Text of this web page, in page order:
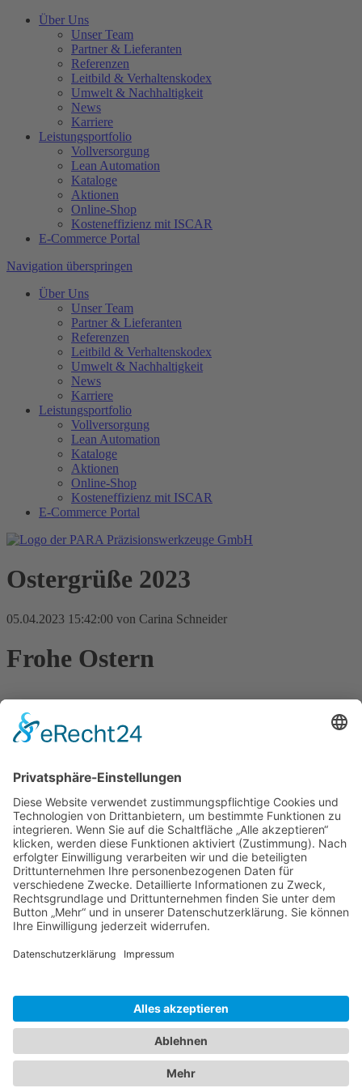
Über Uns
Unser Team
Partner & Lieferanten
Referenzen
Leitbild & Verhaltenskodex
Umwelt & Nachhaltigkeit
News
Karriere
Leistungsportfolio
Vollversorgung
Lean Automation
Kataloge
Aktionen
Online-Shop
Kosteneffizienz mit ISCAR
E-Commerce Portal
Navigation überspringen
Über Uns
Unser Team
Partner & Lieferanten
Referenzen
Leitbild & Verhaltenskodex
Umwelt & Nachhaltigkeit
News
Karriere
Leistungsportfolio
Vollversorgung
Lean Automation
Kataloge
Aktionen
Online-Shop
Kosteneffizienz mit ISCAR
E-Commerce Portal
Ostergrüße 2023
05.04.2023 15:42:00 von Carina Schneider
Frohe Ostern
Zum Online-Shop Anmelden für Produktneuheiten
PARA Präzisionswerkzeuge GmbH
Wilhelm-Brielmayer-Straße 3
88213 Ravensburg
Telefon(0751) 769 23 - 0
info@para-gmbh.de
Kontakt / Anfahrt
Datenschutz
Barrierefreiheit
© 2026 PARA GmbH – Alle Rechte vorbehalten